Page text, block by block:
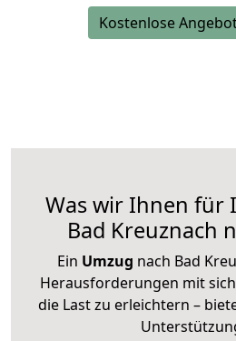
Kostenlose
Was wir Ihnen für
Bad Kreuznach
Ein Umzug nach Bad
Herausforderungen mit
die Last zu erleichtern –